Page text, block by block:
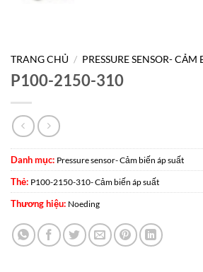
TRANG CHỦ / PRESSURE SENSOR- CẢM
P100-2150-310
Danh mục: Pressure sensor- Cảm biến áp suất
Thẻ: P100-2150-310- Cảm biến áp suất
Thương hiệu: Noeding